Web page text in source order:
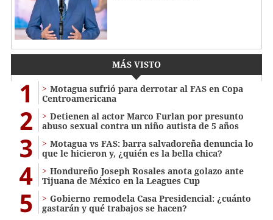
MÁS VISTO
1
Motagua sufrió para derrotar al FAS en Copa
Centroamericana
2
Detienen al actor Marco Furlan por presunto
abuso sexual contra un niño autista de 5 años
3
Motagua vs FAS: barra salvadoreña denuncia lo
que le hicieron y, ¿quién es la bella chica?
4
Hondureño Joseph Rosales anota golazo ante
Tijuana de México en la Leagues Cup
5
Gobierno remodela Casa Presidencial: ¿cuánto
gastarán y qué trabajos se hacen?